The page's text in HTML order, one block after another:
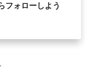
フォローしよう